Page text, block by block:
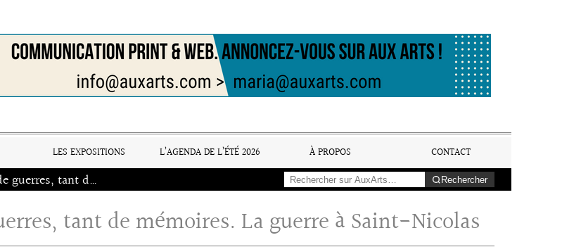
LES EXPOSITIONS L’AGENDA DE L’ÉTÉ 2026 À PROPOS
CONTACT
Temps de guerres, tant de mémoires. La guerre à Saint-Nicolas Rechercher
tant de mémoires. La guerre à Saint-Nicolas